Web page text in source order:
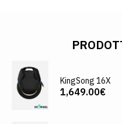
KingSong 16X
1,649.00€